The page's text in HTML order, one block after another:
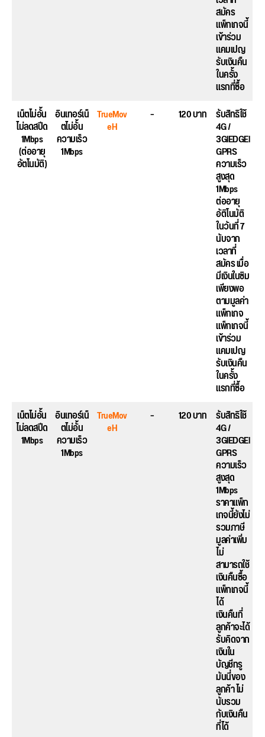
สมัคร
แพ็กเกจนี้
เข้าร่วม
แคมเปญ
รับเงินคืน
ในครั้ง
แรกที่ซื้อ
เน็ตไม่อั้น
ไม่ลดสปีด
1Mbps
(ต่ออายุ
อัตโนมัติ)
อินเทอร์เน็
ตไม่อั้น
ความเร็ว
1Mbps
TrueMov
eH
– 120 บาท รับสิทธิใช้
4G /
3GlEDGEl
GPRS
ความเร็ว
สูงสุด
1Mbps
ต่ออายุ
อัติโนมัติ
ในวันที่ 7
นับจาก
เวลาที่
สมัคร เมื่อ
มีเงินในซิม
เพียงพอ
ตามมูลค่า
แพ็กเกจ
แพ็กเกจนี้
เข้าร่วม
แคมเปญ
รับเงินคืน
ในครั้ง
แรกที่ซื้อ
เน็ตไม่อั้น
ไม่ลดสปีด
1Mbps
อินเทอร์เน็
ตไม่อั้น
ความเร็ว
1Mbps
TrueMov
eH
– 120 บาท รับสิทธิใช้
4G /
3GlEDGEl
GPRS
ความเร็ว
สูงสุด
1Mbps
ราคาแพ็ก
เกจนี้ยังไม่
รวมภาษี
มูลค่าเพิ่ม
ไม่
สามารถใช้
เงินคืนซื้อ
แพ็กเกจนี้
ได้
เงินคืนที่
ลูกค้าจะได้
รับคิดจาก
เงินใน
บัญชีทรู
มันนี่ของ
ลูกค้า ไม่
นับรวม
กับเงินคืน
ที่ได้